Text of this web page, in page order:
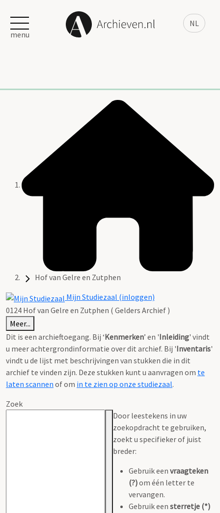
NL
menu
Hof van Gelre en Zutphen
Mijn Studiezaal (inloggen)
0124 Hof van Gelre en Zutphen ( Gelders Archief )
Meer...
Dit is een archieftoegang. Bij ‘Kenmerken’ en 'Inleiding' vindt
u meer achtergrondinformatie over dit archief. Bij 'Inventaris'
vindt u de lijst met beschrijvingen van stukken die in dit
archief te vinden zijn. Deze stukken kunt u aanvragen om te
laten scannen of om in te zien op onze studiezaal.
Zoek
Door leestekens in uw
zoekopdracht te gebruiken,
zoekt u specifieker of juist
breder:
Gebruik een vraagteken
(?)om één letter te
vervangen.
Gebruik een sterretje (*)